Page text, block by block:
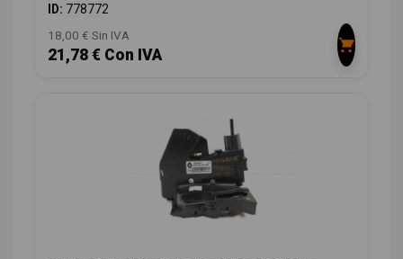
ID: 778772
18,00 € Sin IVA
21,78 € Con IVA